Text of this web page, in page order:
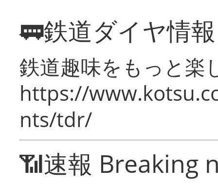
🚃鉄道ダイヤ情
鉄道趣味をもっと楽
https://
nts/tdr/
📶速報 Breaking